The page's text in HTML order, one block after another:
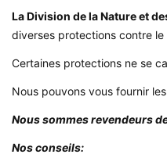
La Division de la Nature et
diverses protections contre
Certaines protections ne se
Nous pouvons vous fournir
Nous sommes revendeurs
Nos conseils: